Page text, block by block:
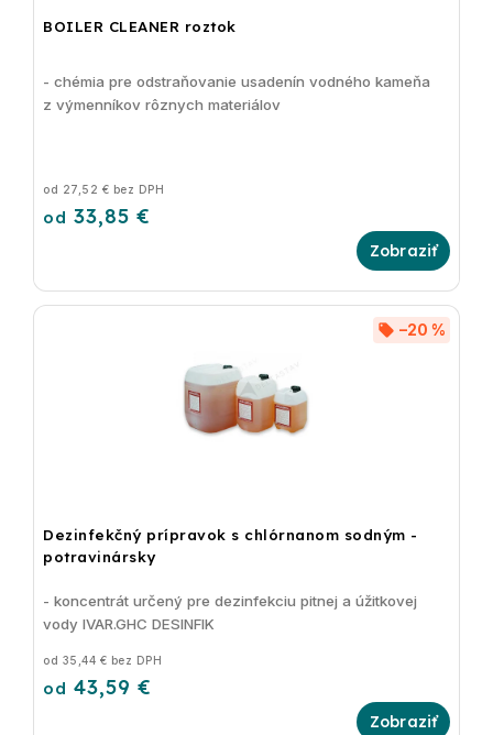
BOILER CLEANER roztok
od 27,52 € bez DPH
od 33,85 €
- chémia pre odstraňovanie usadenín vodného kameňa
z výmenníkov rôznych materiálov
Dezinfekčný prípravok s chlórnanom sodným -
potravinársky
–20 %
od 35,44 € bez DPH
od 43,59 €
- koncentrát určený pre dezinfekciu pitnej a úžitkovej
vody IVAR.GHC DESINFIK